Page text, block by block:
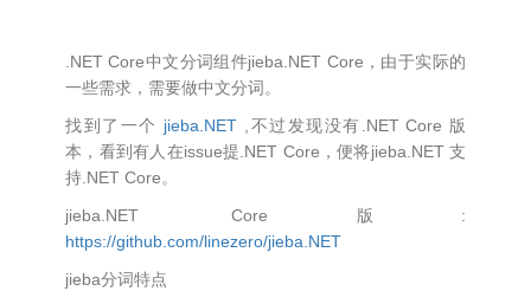
.NET Core中文分词组件jieba.NET Core，由于实际的
一些需求，需要做中文分词。
找到了一个 jieba.NET ,不过发现没有.NET Core 版
本，看到有人在issue提.NET Core，便将jieba.NET 支
持.NET Core。
jieba.NET Core版:
https://github.com/linezero/jieba.NET
jieba分词特点